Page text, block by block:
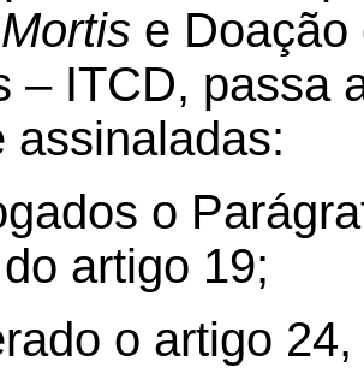
e Doação
– ITCD, passa
assinaladas:
o
do artigo 19;
o artigo